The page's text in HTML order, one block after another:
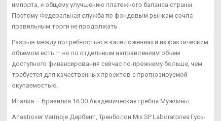
импорта, и общему улучшению платежного баланса страны.
Поэтому Федеральная служба по фондовым рынкам сочла
правильным торги не продолжать.
Разрыв между потребностью в капвложениях и их фактическим
объемом есть — но по отдельным направлениям объем
доступного финансирования сейчас по-прежнему больше, чем
требуется для качественных проектов с прогнозируемой
окупаемостью.
Италия — Бразилия 16:30 Академическая гребля Мужчины.
Anastrover Vermoje Дербент, Тренболон Mix SP Laboratories Гусь-